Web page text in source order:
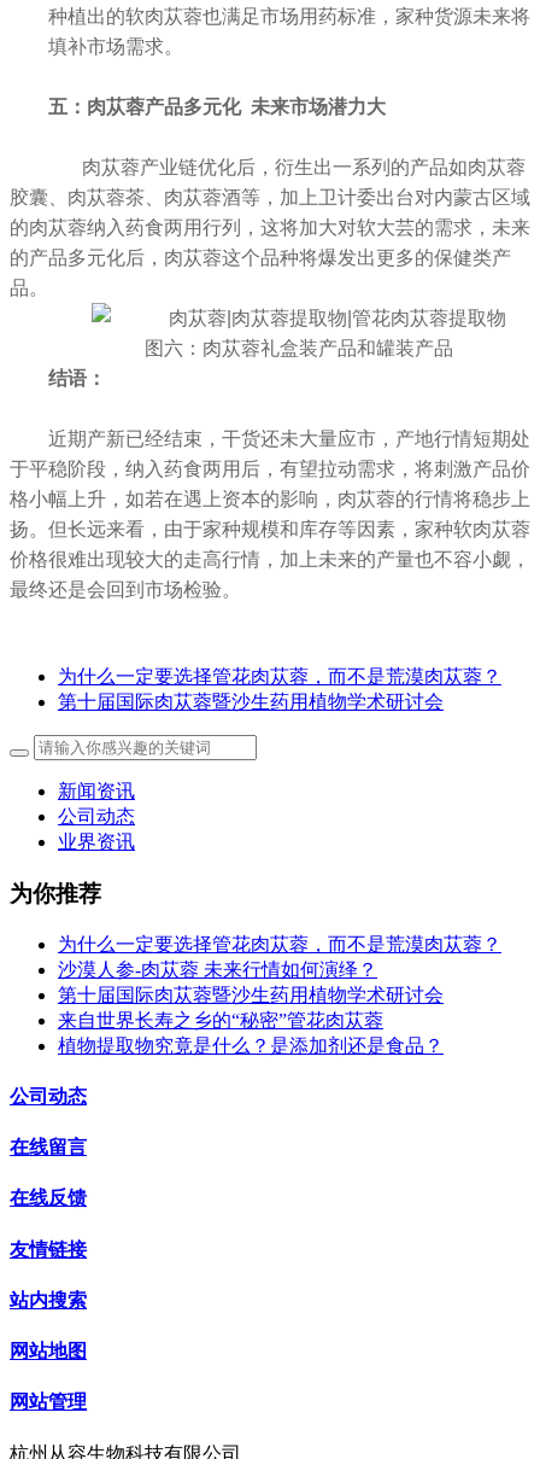
种植出的软肉苁蓉也满足市场用药标准，家种货源未来将
填补市场需求。
五：肉苁蓉产品多元化 未来市场潜力大
肉苁蓉产业链优化后，衍生出一系列的产品如肉苁蓉
胶囊、肉苁蓉茶、肉苁蓉酒等，加上卫计委出台对内蒙古区域
的肉苁蓉纳入药食两用行列，这将加大对软大芸的需求，未来
的产品多元化后，肉苁蓉这个品种将爆发出更多的保健类产
品。
图六：肉苁蓉礼盒装产品和罐装产品
结语：
近期产新已经结束，干货还未大量应市，产地行情短期处
于平稳阶段，纳入药食两用后，有望拉动需求，将刺激产品价
格小幅上升，如若在遇上资本的影响，肉苁蓉的行情将稳步上
扬。但长远来看，由于家种规模和库存等因素，家种软肉苁蓉
价格很难出现较大的走高行情，加上未来的产量也不容小觑，
最终还是会回到市场检验。
为什么一定要选择管花肉苁蓉，而不是荒漠肉苁蓉？
第十届国际肉苁蓉暨沙生药用植物学术研讨会
新闻资讯
公司动态
业界资讯
为你推荐
为什么一定要选择管花肉苁蓉，而不是荒漠肉苁蓉？
沙漠人参-肉苁蓉 未来行情如何演绎？
第十届国际肉苁蓉暨沙生药用植物学术研讨会
来自世界长寿之乡的“秘密”管花肉苁蓉
植物提取物究竟是什么？是添加剂还是食品？
公司动态
在线留言
在线反馈
友情链接
站内搜索
网站地图
网站管理
杭州从容生物科技有限公司